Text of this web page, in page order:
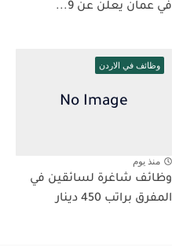
في عمان يعلن عن 9...
وظائف في الاردن
منذ يوم
وظائف شاغرة لسائقين في
المفرق براتب 450 دينار